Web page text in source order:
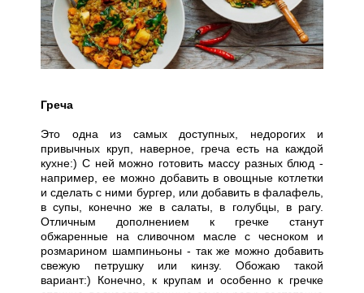
Греча
Это одна из самых доступных, недорогих и
привычных круп, наверное, греча есть на каждой
кухне:) С ней можно готовить массу разных блюд -
например, ее можно добавить в овощные котлетки
и сделать с ними бургер, или добавить в фалафель,
в супы, конечно же в салаты, в голубцы, в рагу.
Отличным дополнением к гречке станут
обжаренные на сливочном масле с чесноком и
розмарином шампиньоны - так же можно добавить
свежую петрушку или кинзу. Обожаю такой
вариант:) Конечно, к крупам и особенно к гречке